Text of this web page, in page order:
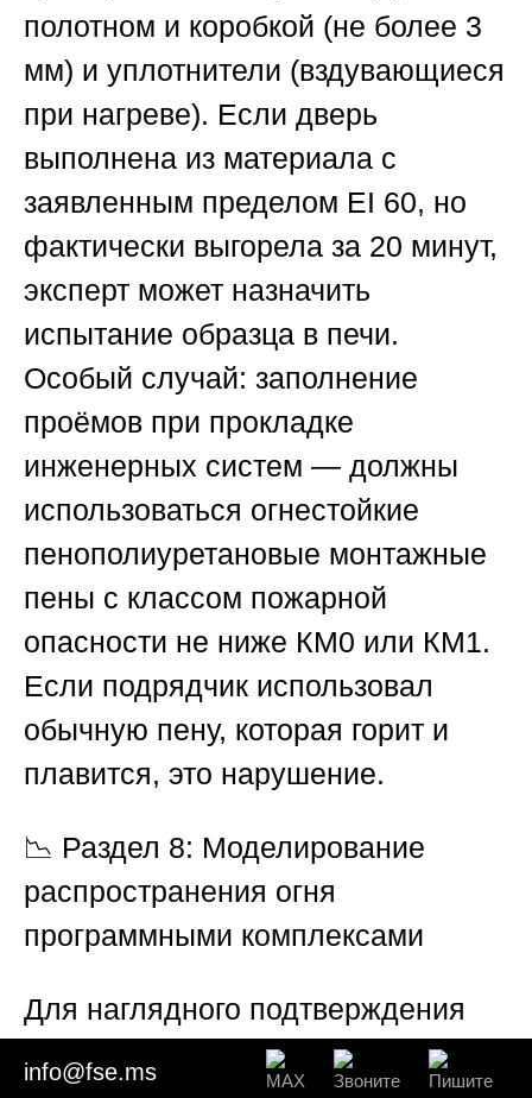
полотном и коробкой (не более 3
мм) и уплотнители (вздувающиеся
при нагреве). Если дверь
выполнена из материала с
заявленным пределом EI 60, но
фактически выгорела за 20 минут,
эксперт может назначить
испытание образца в печи.
Особый случай: заполнение
проёмов при прокладке
инженерных систем — должны
использоваться огнестойкие
пенополиуретановые монтажные
пены с классом пожарной
опасности не ниже КМ0 или КМ1.
Если подрядчик использовал
обычную пену, которая горит и
плавится, это нарушение.
📉 Раздел 8: Моделирование
распространения огня
программными комплексами
Для наглядного подтверждения
своих выводов экспертСоюза
info@fse.ms